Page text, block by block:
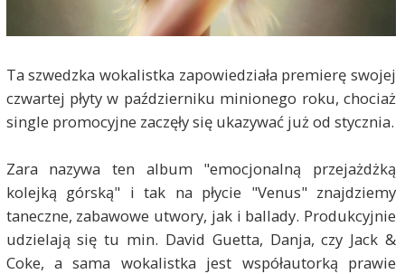
Ta szwedzka wokalistka zapowiedziała premierę swojej
czwartej płyty w październiku minionego roku, chociaż
single promocyjne zaczęły się ukazywać już od stycznia.
Zara nazywa ten album "emocjonalną przejażdżką
kolejką górską" i tak na płycie "Venus" znajdziemy
taneczne, zabawowe utwory, jak i ballady. Produkcyjnie
udzielają się tu min. David Guetta, Danja, czy Jack &
Coke, a sama wokalistka jest współautorką prawie